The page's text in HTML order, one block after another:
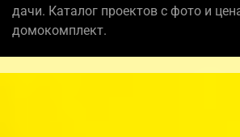
дачи. Каталог проектов с фото и
домокомплект.